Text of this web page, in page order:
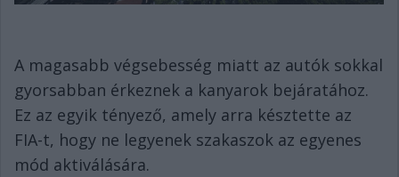
A magasabb végsebesség miatt az autók sokkal
gyorsabban érkeznek a kanyarok bejáratához.
Ez az egyik tényező, amely arra késztette az
FIA-t, hogy ne legyenek szakaszok az egyenes
mód aktiválására.